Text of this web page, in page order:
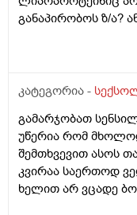
განაპირობოს ზ/ა?
კატეგორია -
გამარჯობათ
უწერია რომ
შემთხვევით ასოს
კვირაა საერთოდ
ხელით არ ვცადე